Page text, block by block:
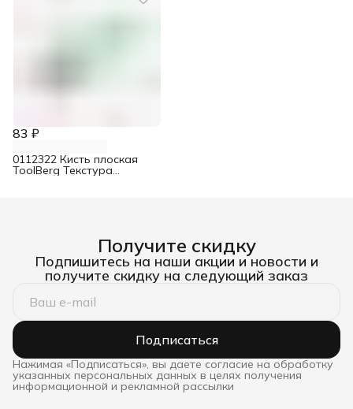
83 ₽
0112322 Кисть плоская
ToolBerg Текстура
Получите скидку
Подпишитесь на наши акции и новости и
получите скидку на следующий заказ
Подписаться
Нажимая «Подписаться», вы даете согласие на обработку
указанных персональных данных в целях получения
информационной и рекламной рассылки